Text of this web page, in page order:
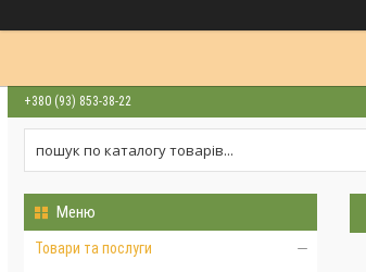
+380 (93) 853-38-22
Товари та послуги